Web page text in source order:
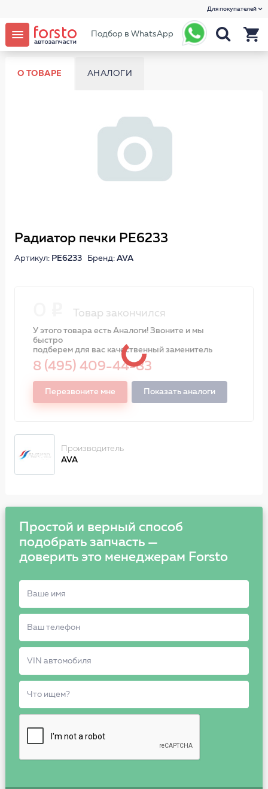
Для покупателей
Подбор в WhatsApp
О ТОВАРЕ АНАЛОГИ
Радиатор печки PE6233
Артикул: PE6233Бренд: AVA
Товар закончился
У этого товара есть Аналоги! Звоните и мы
быстро
подберем для вас качественный заменитель
8 (495) 409-44-83
Перезвоните мне Показать аналоги
Производитель
AVA
Простой и верный способ
подобрать запчасть —
доверить это менеджерам Forsto